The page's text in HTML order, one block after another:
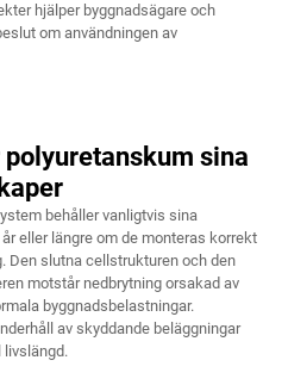
hjälper byggnadsägare och
om användningen av
sina
behåller vanligtvis sina
eller längre om de monteras korrekt
Den slutna cellstrukturen och den
motstår nedbrytning orsakad av
byggnadsbelastningar.
av skyddande beläggningar
livslängd.